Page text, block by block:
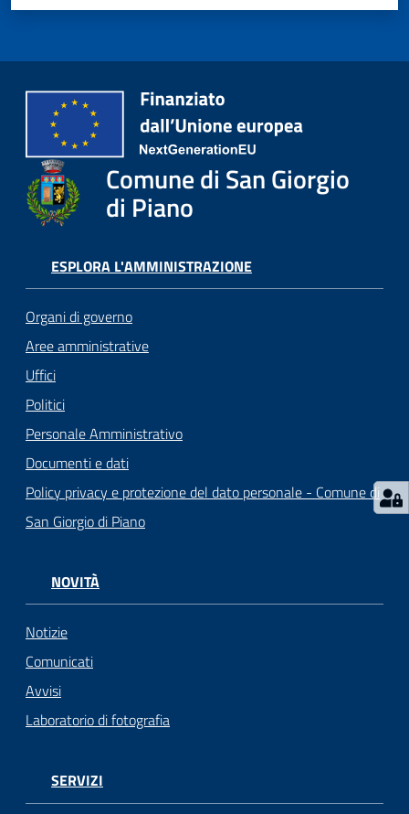
e
o
Tutti
gli
argomenti...
Seguici
su
Comune di San Giorgio
di Piano
ESPLORA L'AMMINISTRAZIONE
Organi di governo
Aree amministrative
Uffici
Politici
Personale Amministrativo
Documenti e dati
Policy privacy e protezione del dato personale - Comune di
San Giorgio di Piano
NOVITÀ
Notizie
Comunicati
Avvisi
Laboratorio di fotografia
SERVIZI